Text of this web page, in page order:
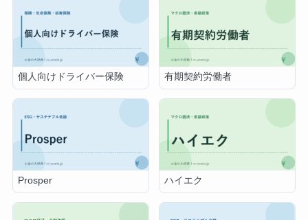
個人向けドライバー保険 有期契約労働者
Prosper ハイエク